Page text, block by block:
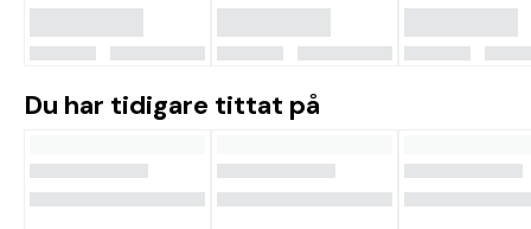
Du har tidigare tittat på